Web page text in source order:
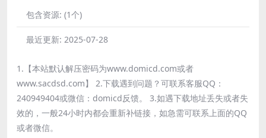
包含资源: (1个)
最近更新: 2025-07-28
1.【本站默认解压密码为www.domicd.com或者
www.sacdsd.com】 2.下载遇到问题？可联系客服QQ：
240949404或微信：domicd反馈。 3.如遇下载地址丢失或者失
效的，一般24小时内都会重新补链接，如急需可联系上面的QQ
或者微信。